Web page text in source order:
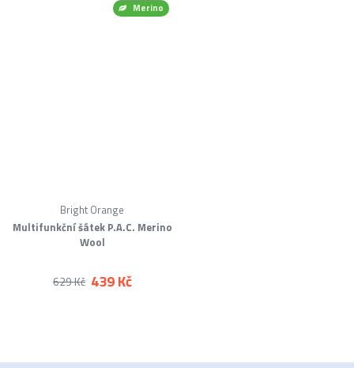
Merino
Multifunkční šátek P.A.C. Merino
Wool
Bright Orange
439 Kč
629 Kč